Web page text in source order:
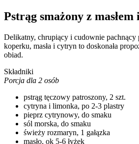
Pstrąg smażony z
Delikatny, chrupiący i cudownie pachnący
koperku, masła i cytryn to doskonała
obiad.
Składniki
Porcja dla 2 osób
pstrąg tęczowy patroszony, 2 szt.
cytryna i limonka, po 2-3 plastry
pieprz cytrynowy, do smaku
sól morska, do smaku
świeży rozmaryn, 1 gałązka
masło, ok 5-6 łyżek